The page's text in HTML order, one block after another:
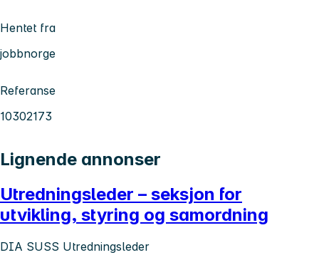
Hentet fra
jobbnorge
Referanse
10302173
Lignende annonser
Utredningsleder – seksjon for
utvikling, styring og samordning
DIA SUSS Utredningsleder